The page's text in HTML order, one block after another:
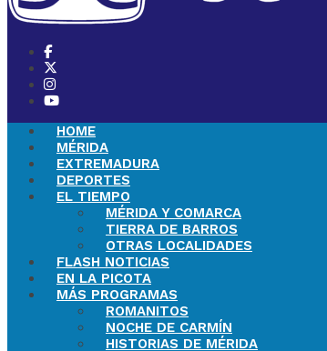
HOME
MÉRIDA
EXTREMADURA
DEPORTES
EL TIEMPO
MÉRIDA Y COMARCA
TIERRA DE BARROS
OTRAS LOCALIDADES
FLASH NOTICIAS
EN LA PICOTA
MÁS PROGRAMAS
ROMANITOS
NOCHE DE CARMÍN
HISTORIAS DE MÉRIDA